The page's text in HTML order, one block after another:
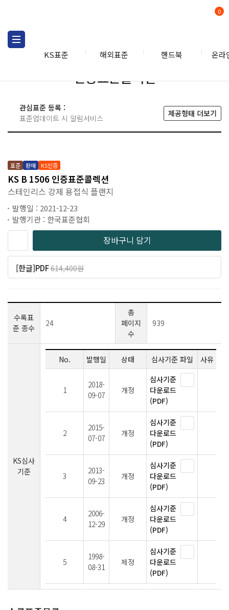
KS표준 해외표준 핸드북 온라
0
인증표준콜렉션
관심표준 등록 :
표준업데이트 시 알림서비스
제공형태 더보기
표준 판매 KS인증
KS B 1506 인증표준콜렉션
스테인리스 강제 용접식 플랜지
발행일 : 2021-12-23
발행기관 : 한국표준협회
장바구니 담기
[한글]PDF614,400원
수록표
준 종수
24
총
페이지
수
939
KS심사
기준
No. 발행일 상태 심사기준 파일 사유
1
2018-
09-07
개정
심사기준
다운로드
(PDF)
2
2015-
07-07
개정
심사기준
다운로드
(PDF)
3
2013-
09-23
개정
심사기준
다운로드
(PDF)
4
2006-
12-29
개정
심사기준
다운로드
(PDF)
5
1998-
08-31
제정
심사기준
다운로드
(PDF)